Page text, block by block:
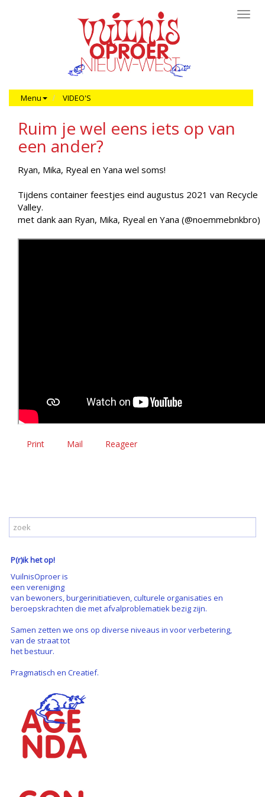
Menu VIDEO'S
Ruim je wel eens iets op van
een ander?
Ryan, Mika, Ryeal en Yana wel soms!
Tijdens container feestjes eind augustus 2021 van Recycle
Valley.
met dank aan Ryan, Mika, Ryeal en Yana (@noemmebnkbro)
Print Mail Reageer
P(r)ik het op!
VuilnisOproer is
een vereniging
van bewoners, burgerinitiatieven, culturele organisaties en
beroepskrachten die met afvalproblematiek bezig zijn.
Samen zetten we ons op diverse niveaus in voor verbetering,
van de straat tot
het bestuur.
Pragmatisch en Creatief.